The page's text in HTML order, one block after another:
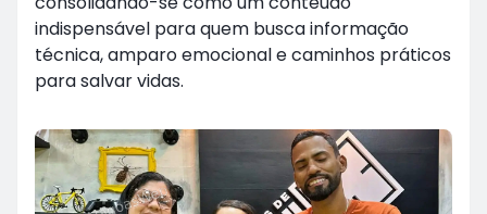
indispensável para quem busca informação
técnica, amparo emocional e caminhos práticos
para salvar vidas.